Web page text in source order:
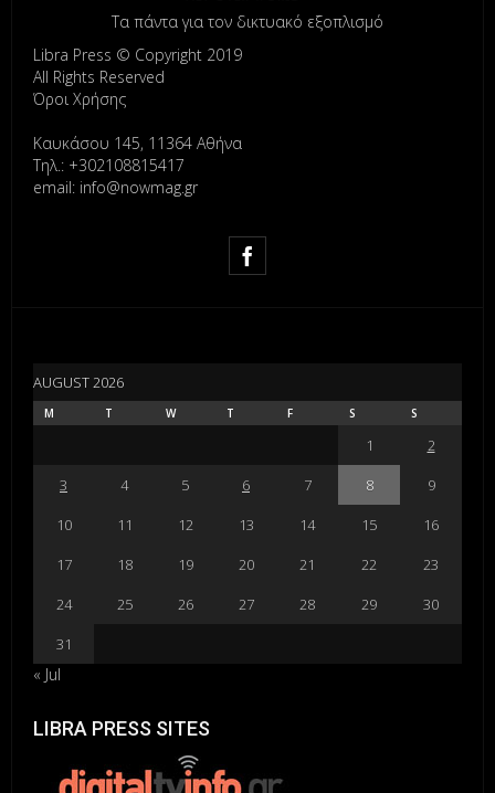
Τα πάντα για τον δικτυακό εξοπλισμό
Libra Press © Copyright 2019
All Rights Reserved
Όροι Χρήσης
Καυκάσου 145, 11364 Αθήνα
Τηλ.: +302108815417
email: info@nowmag.gr
AUGUST 2026
M T W T F S S
1
2
3
4 5 6 7 8
9
10
11 12 13 14 15
16
17
18 19 20 21 22
23
24
25 26 27 28 29
30
31
« Jul
LIBRA PRESS SITES